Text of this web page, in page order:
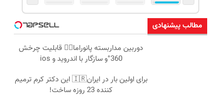
مطالب پیشنهادی
دوربین مداربسته پانوراما👈🏻 قابلیت چرخش
360°و سازگار با اندروید و ios
برای اولین بار در ایران🇮🇷 این دکتر کرم ترمیم
کننده 23 روزه ساخت!